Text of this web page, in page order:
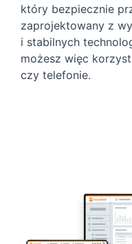
który bezpiecznie
zaprojektowany z
i stabilnych
możesz więc
czy telefonie.